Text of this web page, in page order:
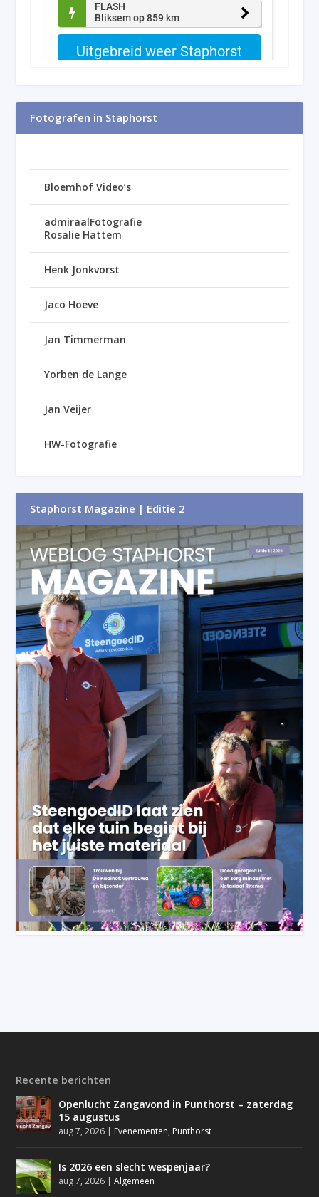
Fotografen in Staphorst
Bloemhof Video’s
admiraalFotografie
Rosalie Hattem
Henk Jonkvorst
Jaco Hoeve
Jan Timmerman
Yorben de Lange
Jan Veijer
HW-Fotografie
Staphorst Magazine | Editie 2
Recente berichten
Openlucht Zangavond in Punthorst – zaterdag
15 augustus
aug 7, 2026 | Evenementen, Punthorst
Is 2026 een slecht wespenjaar?
aug 7, 2026 |Algemeen